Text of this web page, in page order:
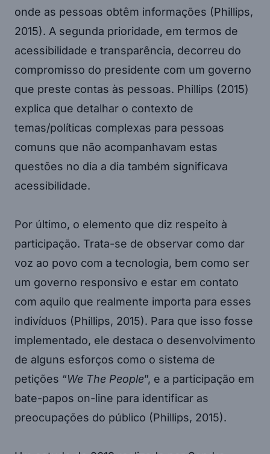
onde as pessoas obtêm informações (Phillips,
2015). A segunda prioridade, em termos de
acessibilidade e transparência, decorreu do
compromisso do presidente com um governo
que preste contas às pessoas. Phillips (2015)
explica que detalhar o contexto de
temas/políticas complexas para pessoas
comuns que não acompanhavam estas
questões no dia a dia também significava
acessibilidade.
Por último, o elemento que diz respeito à
participação. Trata-se de observar como dar
voz ao povo com a tecnologia, bem como ser
um governo responsivo e estar em contato
com aquilo que realmente importa para esses
indivíduos (Phillips, 2015). Para que isso fosse
implementado, ele destaca o desenvolvimento
de alguns esforços como o sistema de
petições “We The People”, e a participação em
bate-papos on-line para identificar as
preocupações do público (Phillips, 2015).